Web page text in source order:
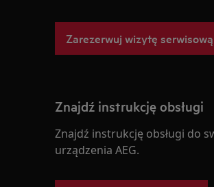
Zarezerwuj wizytę serwisową
Znajdź instrukcję obsługi
Znajdź instrukcję obsługi do
urządzenia AEG.